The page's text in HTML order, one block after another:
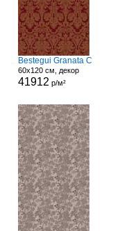
Bestegui Granata C
60x120 см, декор
41912 р/м²